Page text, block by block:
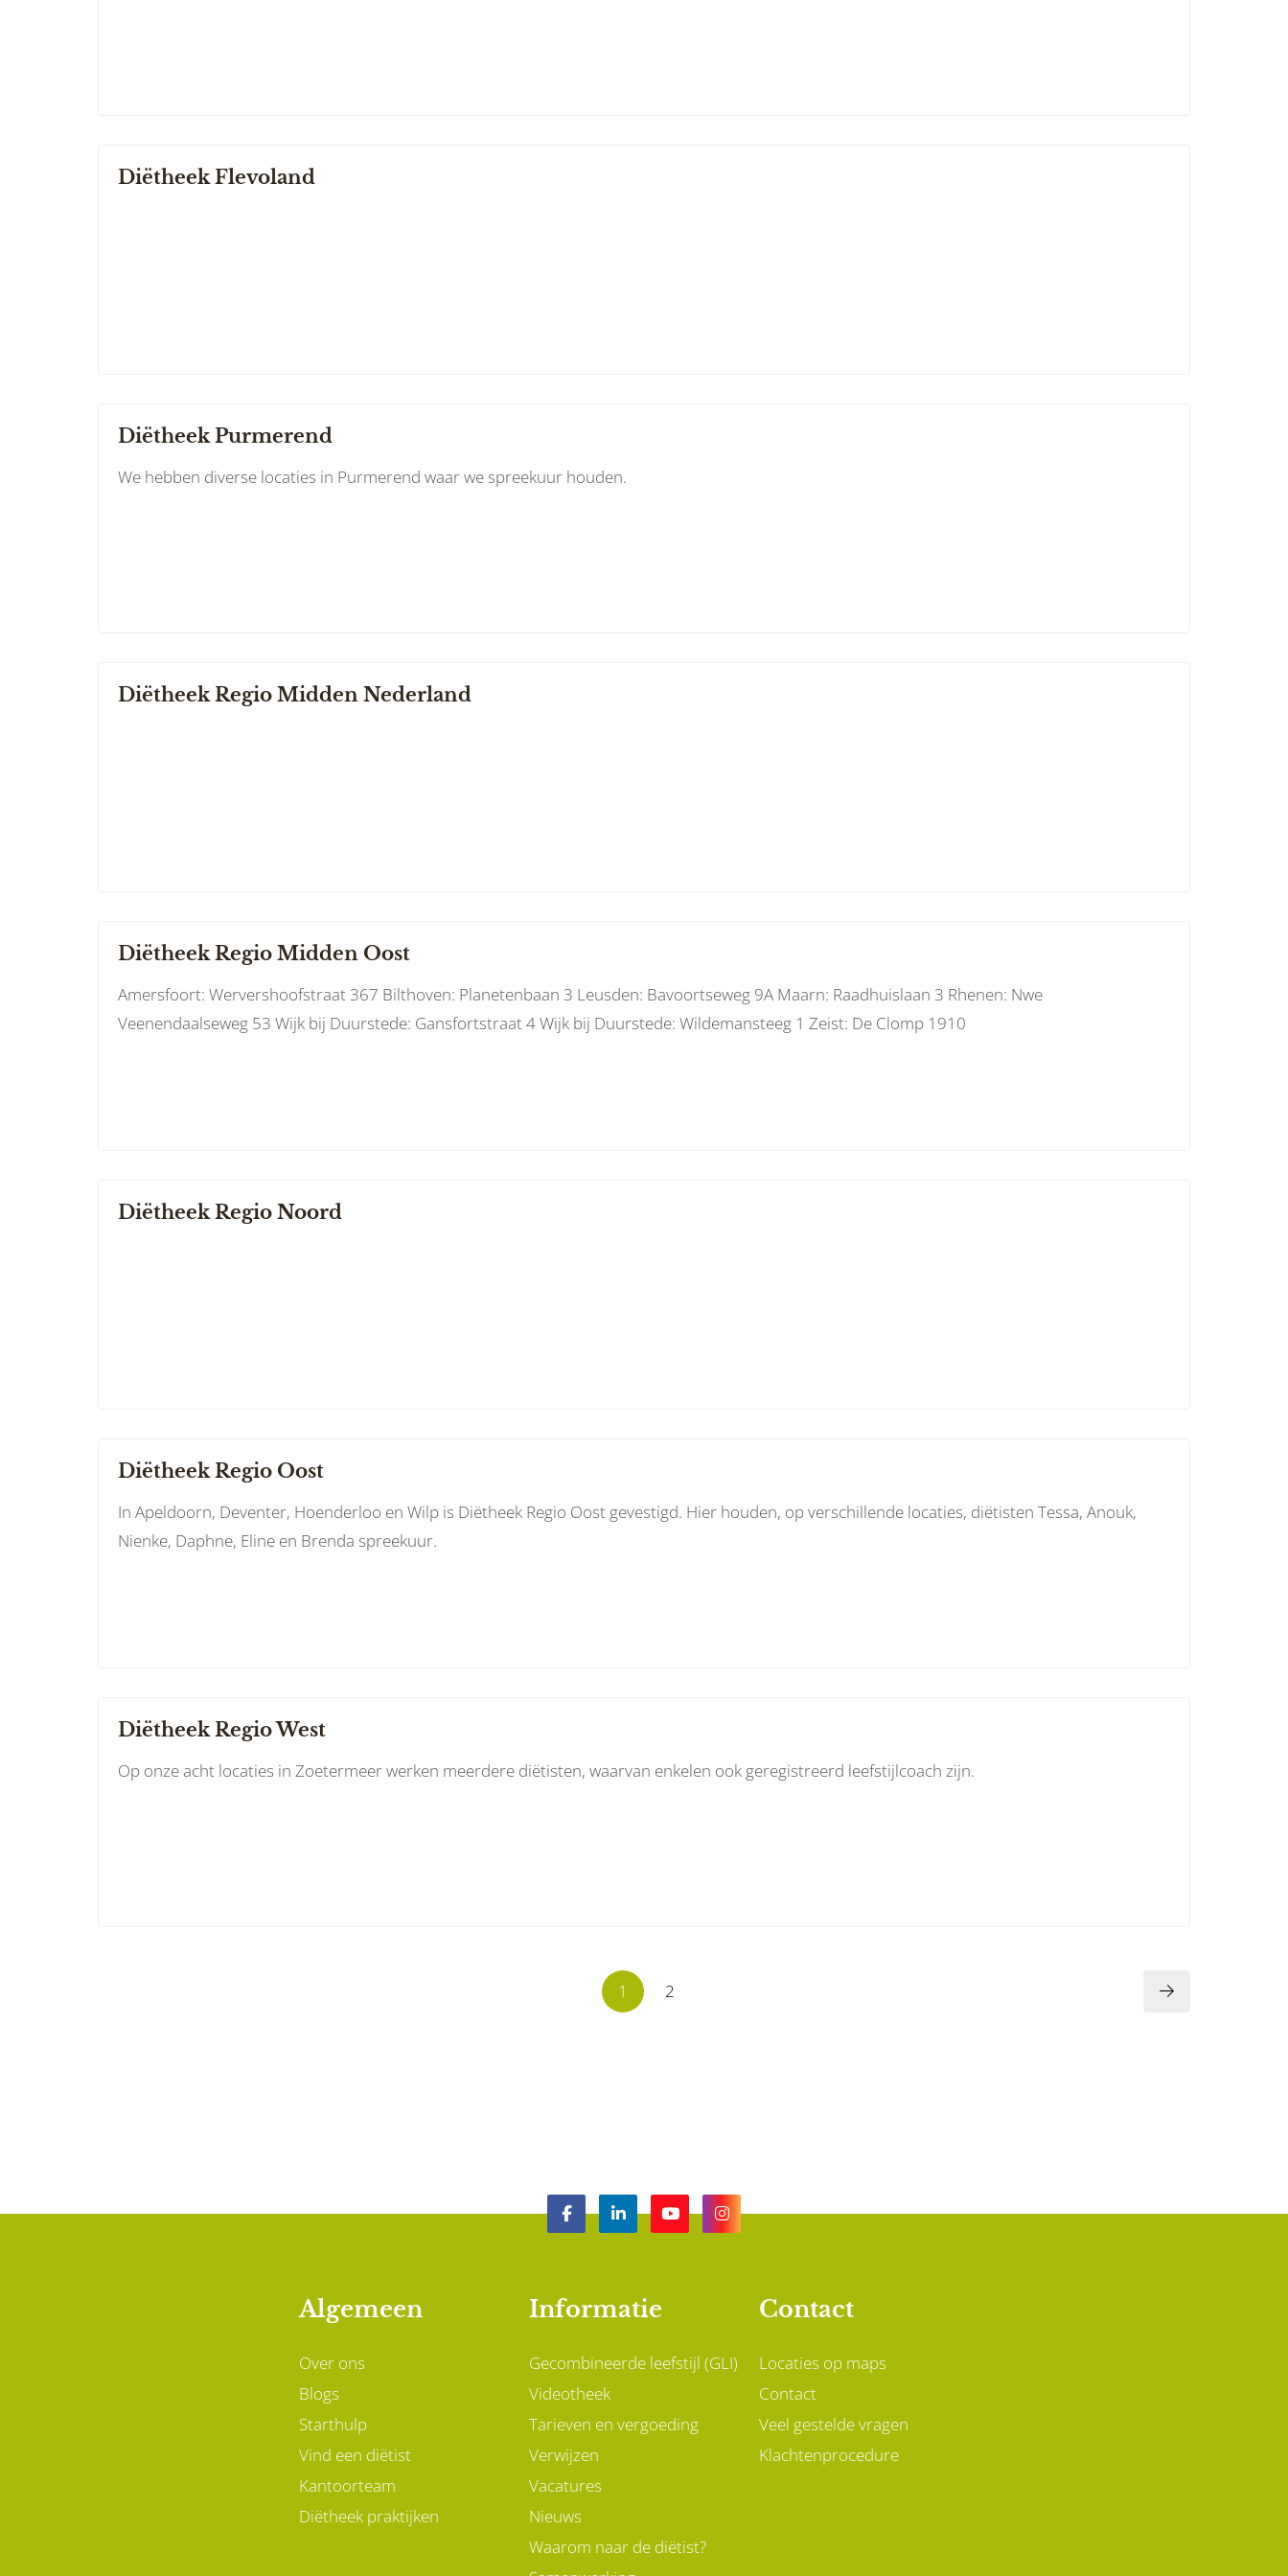
Diëtheek Flevoland
Diëtheek Purmerend
We hebben diverse locaties in Purmerend waar we spreekuur houden.
Diëtheek Regio Midden Nederland
Diëtheek Regio Midden Oost
Amersfoort: Wervershoofstraat 367 Bilthoven: Planetenbaan 3 Leusden: Bavoortseweg 9A Maarn: Raadhuislaan 3 Rhenen: Nwe
Veenendaalseweg 53 Wijk bij Duurstede: Gansfortstraat 4 Wijk bij Duurstede: Wildemansteeg 1 Zeist: De Clomp 1910
Diëtheek Regio Noord
Diëtheek Regio Oost
In Apeldoorn, Deventer, Hoenderloo en Wilp is Diëtheek Regio Oost gevestigd. Hier houden, op verschillende locaties, diëtisten Tessa, Anouk,
Nienke, Daphne, Eline en Brenda spreekuur.
Diëtheek Regio West
Op onze acht locaties in Zoetermeer werken meerdere diëtisten, waarvan enkelen ook geregistreerd leefstijlcoach zijn.
1 2
Algemeen
Over ons
Blogs
Starthulp
Vind een diëtist
Kantoorteam
Diëtheek praktijken
Informatie
Gecombineerde leefstijl (GLI)
Videotheek
Tarieven en vergoeding
Verwijzen
Vacatures
Nieuws
Waarom naar de diëtist?
Contact
Locaties op maps
Contact
Veel gestelde vragen
Klachtenprocedure